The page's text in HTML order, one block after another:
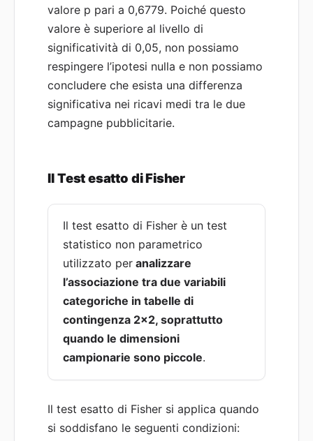
valore p pari a 0,6779. Poiché questo
valore è superiore al livello di
significatività di 0,05, non possiamo
respingere l’ipotesi nulla e non possiamo
concludere che esista una differenza
significativa nei ricavi medi tra le due
campagne pubblicitarie.
Il Test esatto di Fisher
Il test esatto di Fisher è un test
statistico non parametrico
utilizzato per analizzare
l’associazione tra due variabili
categoriche in tabelle di
contingenza 2×2, soprattutto
quando le dimensioni
campionarie sono piccole.
Il test esatto di Fisher si applica quando
si soddisfano le seguenti condizioni: